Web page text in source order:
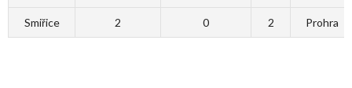
Smiřice 2 0 2 Prohra